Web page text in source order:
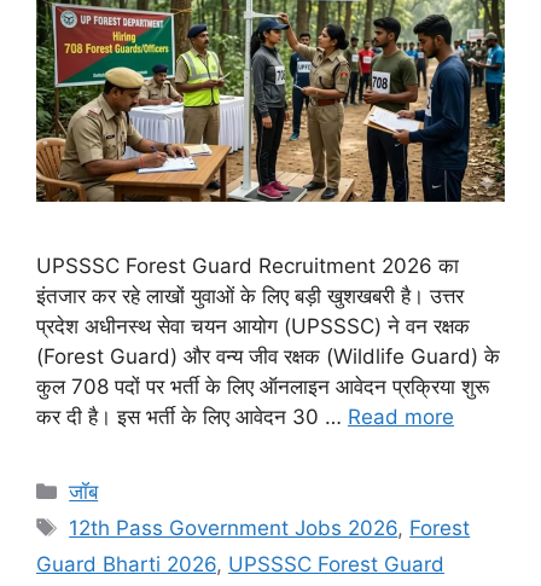
UPSSSC Forest Guard Recruitment 2026 का
इंतजार कर रहे लाखों युवाओं के लिए बड़ी खुशखबरी है। उत्तर
प्रदेश अधीनस्थ सेवा चयन आयोग (UPSSSC) ने वन रक्षक
(Forest Guard) और वन्य जीव रक्षक (Wildlife Guard) के
कुल 708 पदों पर भर्ती के लिए ऑनलाइन आवेदन प्रक्रिया शुरू
कर दी है। इस भर्ती के लिए आवेदन 30 … Read more
Categories
जॉब
Tags
12th Pass Government Jobs 2026, Forest
Guard Bharti 2026, UPSSSC Forest Guard